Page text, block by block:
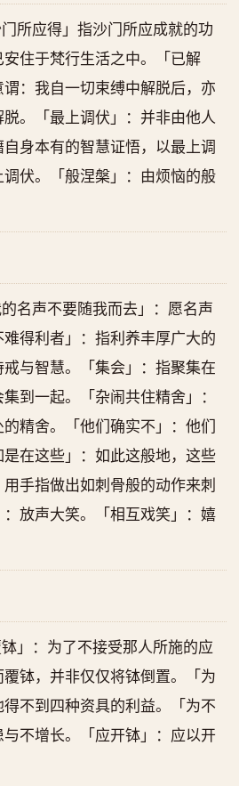
所应得」指沙门所应成就的功
住于梵行生活之中。「已解
：我自一切束缚中解脱后，亦
。「最上调伏」：并非由他人
身本有的智慧证悟，以最上调
伏。「般涅槃」：由烦恼的般
名声不要随我而去」：愿名声
得利者」：指利养丰厚广大的
与智慧。「集会」：指聚集在
到一起。「杂闹共住精舍」：
精舍。「他们确实不」：他们
在这些」：如此这般地，这些
手指做出如刺骨般的动作来刺
放声大笑。「相互戏笑」：嬉
」：为了不接受那人所施的应
钵，并非仅仅将钵倒置。「为
不到四种资具的利益。「为不
不增长。「应开钵」：应以开